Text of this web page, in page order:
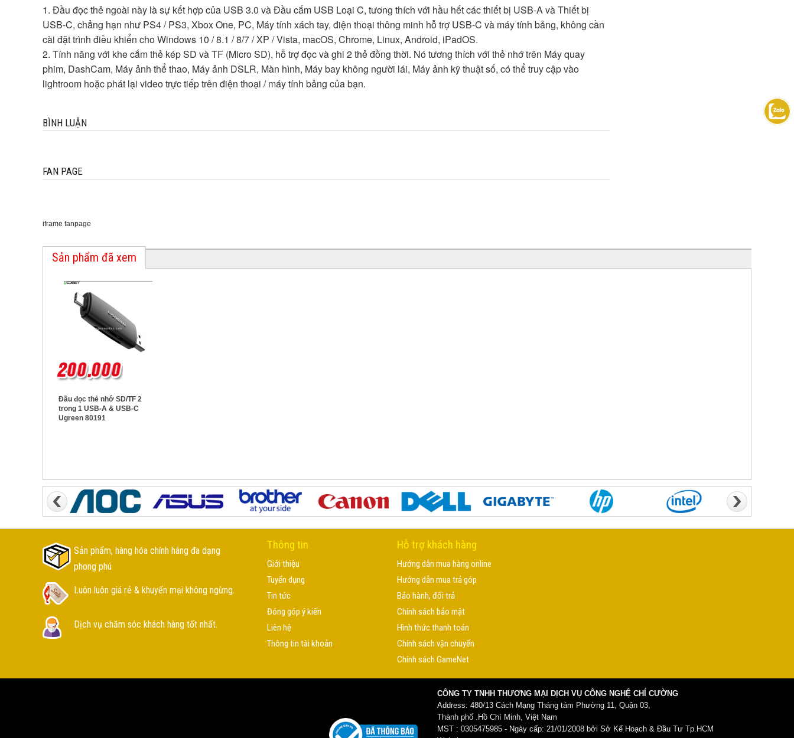
1. Đầu đọc thẻ ngoài này là sự kết hợp của USB 3.0 và Đầu cắm USB Loại C, tương thích với hầu hết các thiết bị USB-A và Thiết bị
USB-C, chẳng hạn như PS4 / PS3, Xbox One, PC, Máy tính xách tay, điện thoại thông minh hỗ trợ USB-C và máy tính bảng, không cần
cài đặt trình điều khiển cho Windows 10 / 8.1 / 8/7 / XP / Vista, macOS, Chrome, Linux, Android, iPadOS.
2. Tính năng với khe cắm thẻ kép SD và TF (Micro SD), hỗ trợ đọc và ghi 2 thẻ đồng thời. Nó tương thích với thẻ nhớ trên Máy quay
phim, DashCam, Máy ảnh thể thao, Máy ảnh DSLR, Màn hình, Máy bay không người lái, Máy ảnh kỹ thuật số, có thể truy cập vào
lightroom hoặc phát lại video trực tiếp trên điện thoại / máy tính bảng của bạn.
BÌNH LUẬN
FAN PAGE
iframe fanpage
Sản phẩm đã xem
Đầu đọc thẻ nhớ SD/TF 2
trong 1 USB-A & USB-C
Ugreen 80191
Sản phẩm, hàng hóa chính hãng đa dạng
phong phú
Luôn luôn giá rẻ & khuyến mại không ngừng.
Dịch vụ chăm sóc khách hàng tốt nhất.
Thông tin
Giới thiệu
Tuyển dụng
Tin tức
Đóng góp ý kiến
Liên hệ
Thông tin tài khoản
Hỗ trợ khách hàng
Hướng dẫn mua hàng online
Hướng dẫn mua trả góp
Bảo hành, đổi trả
Chính sách bảo mật
Hình thức thanh toán
Chính sách vận chuyển
Chính sách GameNet
CÔNG TY TNHH THƯƠNG MẠI DỊCH VỤ CÔNG NGHỆ CHÍ CƯỜNG
Address: 480/13 Cách Mạng Tháng tám Phường 11, Quận 03,
Thành phố .Hồ Chí Minh, Việt Nam
MST : 0305475985 - Ngày cấp: 21/01/2008 bởi Sở Kế Hoạch & Đầu Tư Tp.HCM